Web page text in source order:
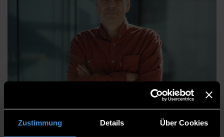
Zustimmung Details Über Cookies
Christian Saller